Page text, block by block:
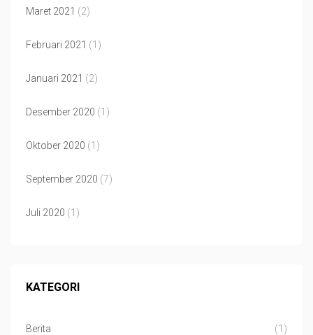
Maret 2021 (2)
Februari 2021 (1)
Januari 2021 (2)
Desember 2020 (1)
Oktober 2020 (1)
September 2020 (7)
Juli 2020 (1)
KATEGORI
Berita (1)